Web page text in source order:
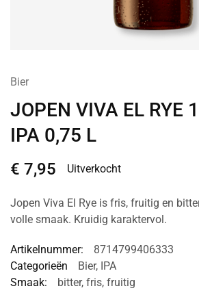
Bier
JOPEN VIVA EL RYE
IPA 0,75 L
€ 7,95 Uitverkocht
Jopen Viva El Rye is fris, fruitig en
volle smaak. Kruidig karaktervol.
Artikelnummer:
8714799406333
Categorieën
Bier, IPA
Smaak:
bitter, fris, fruitig